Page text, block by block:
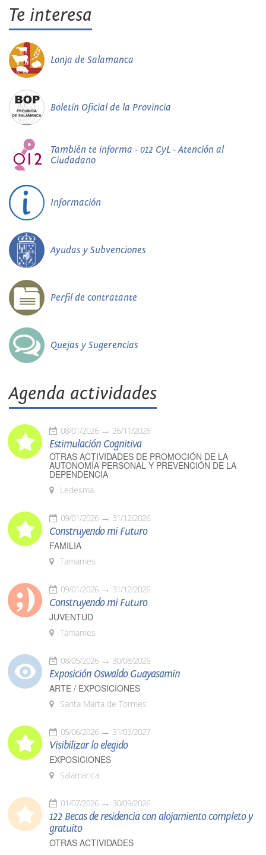
Te interesa
Lonja de Salamanca
Boletín Oficial de la Provincia
También te informa - 012 CyL - Atención al
Ciudadano
Información
Ayudas y Subvenciones
Perfil de contratante
Quejas y Sugerencias
Agenda actividades
08/01/2026 26/11/2026
Estimulación Cognitiva
OTRAS ACTIVIDADES DE PROMOCIÓN DE LA
AUTONOMÍA PERSONAL Y PREVENCIÓN DE LA
DEPENDENCIA
Ledesma
09/01/2026 31/12/2026
Construyendo mi Futuro
FAMILIA
Tamames
09/01/2026 31/12/2026
Construyendo mi Futuro
JUVENTUD
Tamames
08/05/2026 30/08/2026
Exposición Oswaldo Guayasamín
ARTE / EXPOSICIONES
Santa Marta de Tormes
05/06/2026 31/03/2027
Visibilizar lo elegido
EXPOSICIONES
Salamanca
01/07/2026 30/09/2026
122 Becas de residencia con alojamiento completo y
gratuito
OTRAS ACTIVIDADES